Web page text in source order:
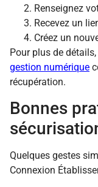
Renseignez
Recevez un
Créez un
Pour plus de
gestion numérique
récupération.
Bonnes
Quelques gestes
Connexion